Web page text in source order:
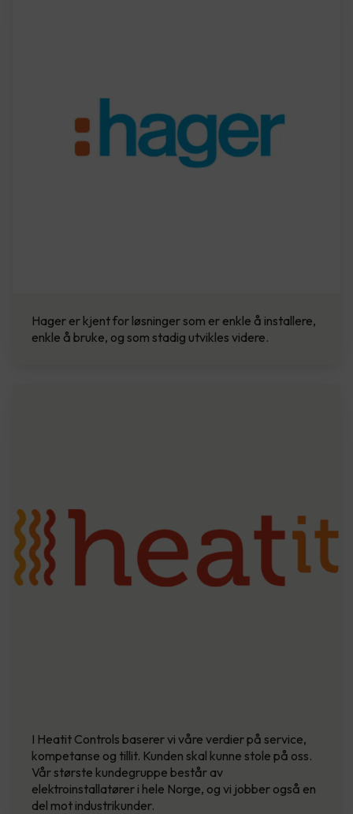
Hager er kjent for løsninger som er enkle å installere,
enkle å bruke, og som stadig utvikles videre.
I Heatit Controls baserer vi våre verdier på service,
kompetanse og tillit. Kunden skal kunne stole på oss.
Vår største kundegruppe består av
elektroinstallatører i hele Norge, og vi jobber også en
del mot industrikunder.